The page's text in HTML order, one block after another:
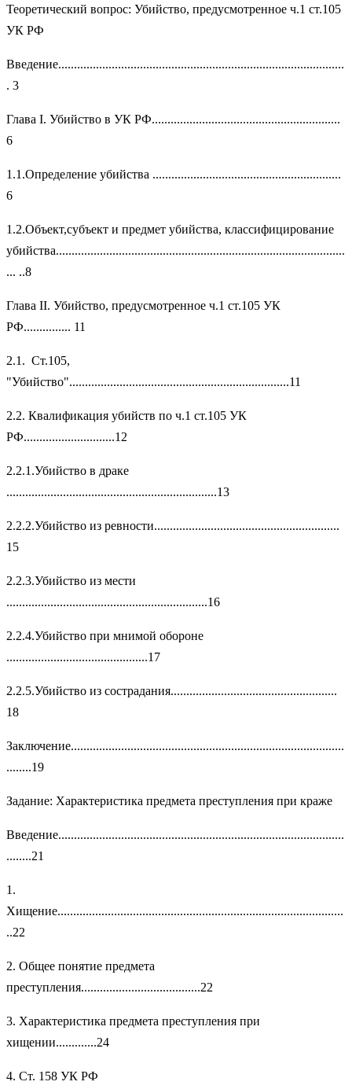
Теоретический вопрос: Убийство, предусмотренное ч.1 ст.105
УК РФ
Введение...........................................................................................
. 3
Глава I. Убийство в УК РФ............................................................
6
1.1.Определение убийства ............................................................
6
1.2.Объект,субъект и предмет убийства, классифицирование
убийства............................................................................................
... ..8
Глава II. Убийство, предусмотренное ч.1 ст.105 УК
РФ............... 11
2.1. Ст.105,
"Убийство"......................................................................11
2.2. Квалификация убийств по ч.1 ст.105 УК
РФ.............................12
2.2.1.Убийство в драке
...................................................................13
2.2.2.Убийство из ревности...........................................................
15
2.2.3.Убийство из мести
................................................................16
2.2.4.Убийство при мнимой обороне
.............................................17
2.2.5.Убийство из сострадания.....................................................
18
Заключение.......................................................................................
........19
Задание: Характеристика предмета преступления при краже
Введение...........................................................................................
........21
1.
Хищение...........................................................................................
..22
2. Общее понятие предмета
преступления......................................22
3. Характеристика предмета преступления при
хищении.............24
4. Ст. 158 УК РФ